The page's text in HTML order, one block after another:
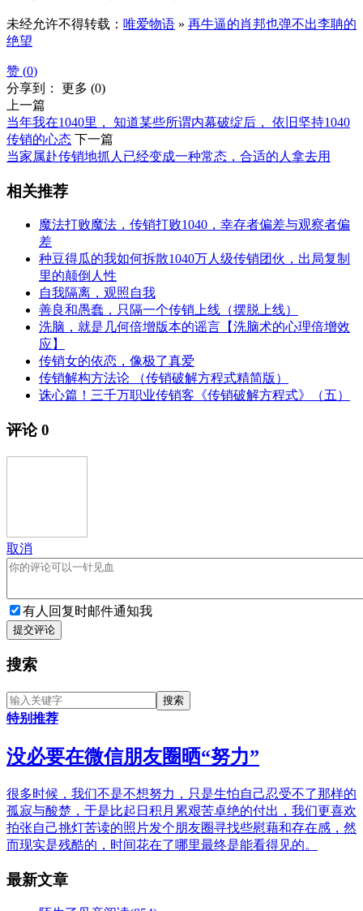
未经允许不得转载： 唯爱物语 » 再牛逼的肖邦也弹不出李聃的
绝望
赞 (0)
分享到： 更多 (0)
上一篇
当年我在1040里， 知道某些所谓内幕破绽后， 依旧坚持1040
传销的心态 下一篇
当家属赴传销地抓人已经变成一种常态，合适的人拿去用
相关推荐
魔法打败魔法，传销打败1040，幸存者偏差与观察者偏
差
种豆得瓜的我如何拆散1040万人级传销团伙，出局复制
里的颠倒人性
自我隔离，观照自我
善良和愚蠢，只隔一个传销上线（摆脱上线）
洗脑，就是几何倍增版本的谣言【洗脑术的心理倍增效
应】
传销女的依恋，像极了真爱
传销解构方法论 （传销破解方程式精简版）
诛心篇！三千万职业传销客《传销破解方程式》（五）
评论0
取消
有人回复时邮件通知我
提交评论
搜索
特别推荐
没必要在微信朋友圈晒“努力”
很多时候，我们不是不想努力，只是生怕自己忍受不了那样的
孤寂与酸楚，于是比起日积月累艰苦卓绝的付出，我们更喜欢
拍张自己挑灯苦读的照片发个朋友圈寻找些慰藉和存在感，然
而现实是残酷的，时间花在了哪里最终是能看得见的。
最新文章